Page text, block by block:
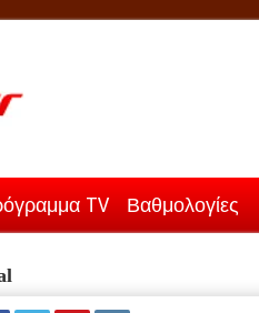
TV Βαθμολογίες